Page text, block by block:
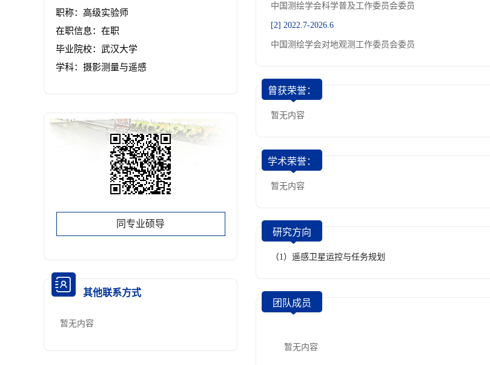
职称：高级实验师
在职信息：在职
毕业院校：武汉大学
学科：摄影测量与遥感
同专业硕导
其他联系方式
暂无内容
中国测绘学会科学普及工作委员会委员
[2] 2022.7-2026.6
中国测绘学会对地观测工作委员会委员
曾获荣誉：
暂无内容
学术荣誉：
暂无内容
研究方向
（1）遥感卫星运控与任务规划
团队成员
暂无内容